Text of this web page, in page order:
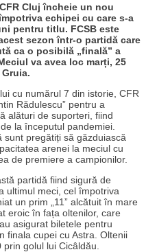
Cluj încheie un nou
echipei cu care s-a
pentru titlu. FCSB este
sezon într-o partidă care
ca o posibilă „finală” a
va avea loc marți, 25
cu numărul 7 din istorie, CFR
Rădulescu” pentru a
alături de suporteri, fiind
la începutul pandemiei.
pregătiți să găzduiască
arenei la meciul cu
de premiere a campionilor.
partidă fiind sigură de
ultimul meci, cel împotriva
un prim „11” alcătuit în mare
eroic în fața oltenilor, care
asigurat biletele pentru
finala cupei cu Astra. Oltenii
golul lui Cicâldău.